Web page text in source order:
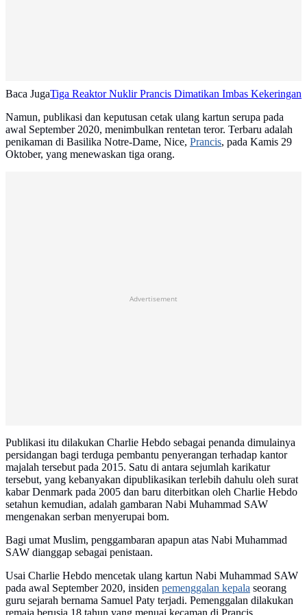
Baca JugaTiga Reaktor Nuklir Prancis Dimatikan Imbas Kekeringan
Namun, publikasi dan keputusan cetak ulang kartun serupa pada
awal September 2020, menimbulkan rentetan teror. Terbaru adalah
penikaman di Basilika Notre-Dame, Nice, Prancis, pada Kamis 29
Oktober, yang menewaskan tiga orang.
Advertisement
Publikasi itu dilakukan Charlie Hebdo sebagai penanda dimulainya
persidangan bagi terduga pembantu penyerangan terhadap kantor
majalah tersebut pada 2015. Satu di antara sejumlah karikatur
tersebut, yang kebanyakan dipublikasikan terlebih dahulu oleh surat
kabar Denmark pada 2005 dan baru diterbitkan oleh Charlie Hebdo
setahun kemudian, adalah gambaran Nabi Muhammad SAW
mengenakan serban menyerupai bom.
Bagi umat Muslim, penggambaran apapun atas Nabi Muhammad
SAW dianggap sebagai penistaan.
Usai Charlie Hebdo mencetak ulang kartun Nabi Muhammad SAW
pada awal September 2020, insiden pemenggalan kepala seorang
guru sejarah bernama Samuel Paty terjadi. Pemenggalan dilakukan